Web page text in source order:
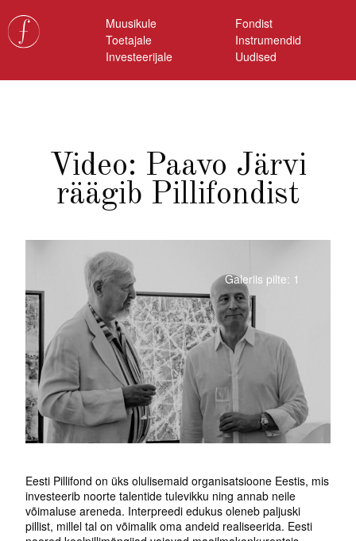
Muusikule
Fondist
Toetajale
Instrumendid
Investeerijale
Uudised
Video: Paavo Järvi
räägib Pillifondist
Galeriis pilte: 1
Eesti Pillifond on üks olulisemaid organisatsioone Eestis, mis
investeerib noorte talentide tulevikku ning annab neile
võimaluse areneda. Interpreedi edukus oleneb paljuski
pillist, millel tal on võimalik oma andeid realiseerida. Eesti